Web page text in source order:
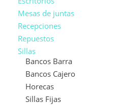
Mesas de juntas
Recepciones
Repuestos
Sillas
Bancos Barra
Bancos Cajero
Horecas
Sillas Fijas